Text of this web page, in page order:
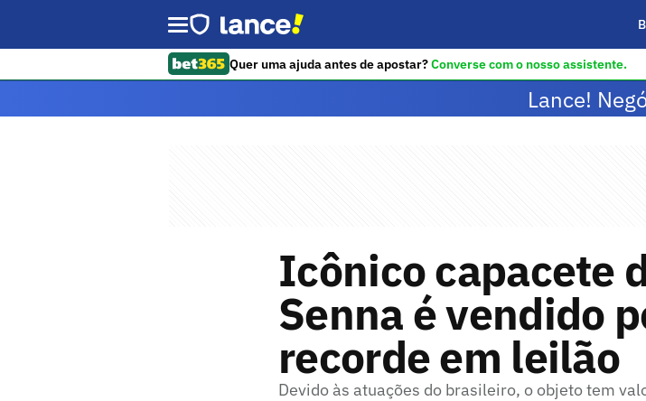
Quer uma ajuda antes de apostar?Converse com o nosso assistente.
Lance!
Icônico capacete
Senna é vendido
recorde em leilão
Devido às atuações do brasileiro, o objeto tem